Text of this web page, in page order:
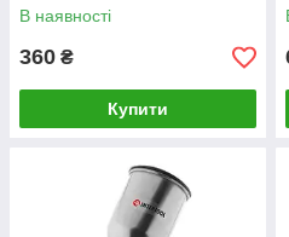
MINI, форсунка 0.8 мм,
верхній пластиковий бачок
В наявності
360 ₴
Купити